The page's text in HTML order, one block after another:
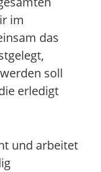
im
das
soll
erledigt
und arbeitet